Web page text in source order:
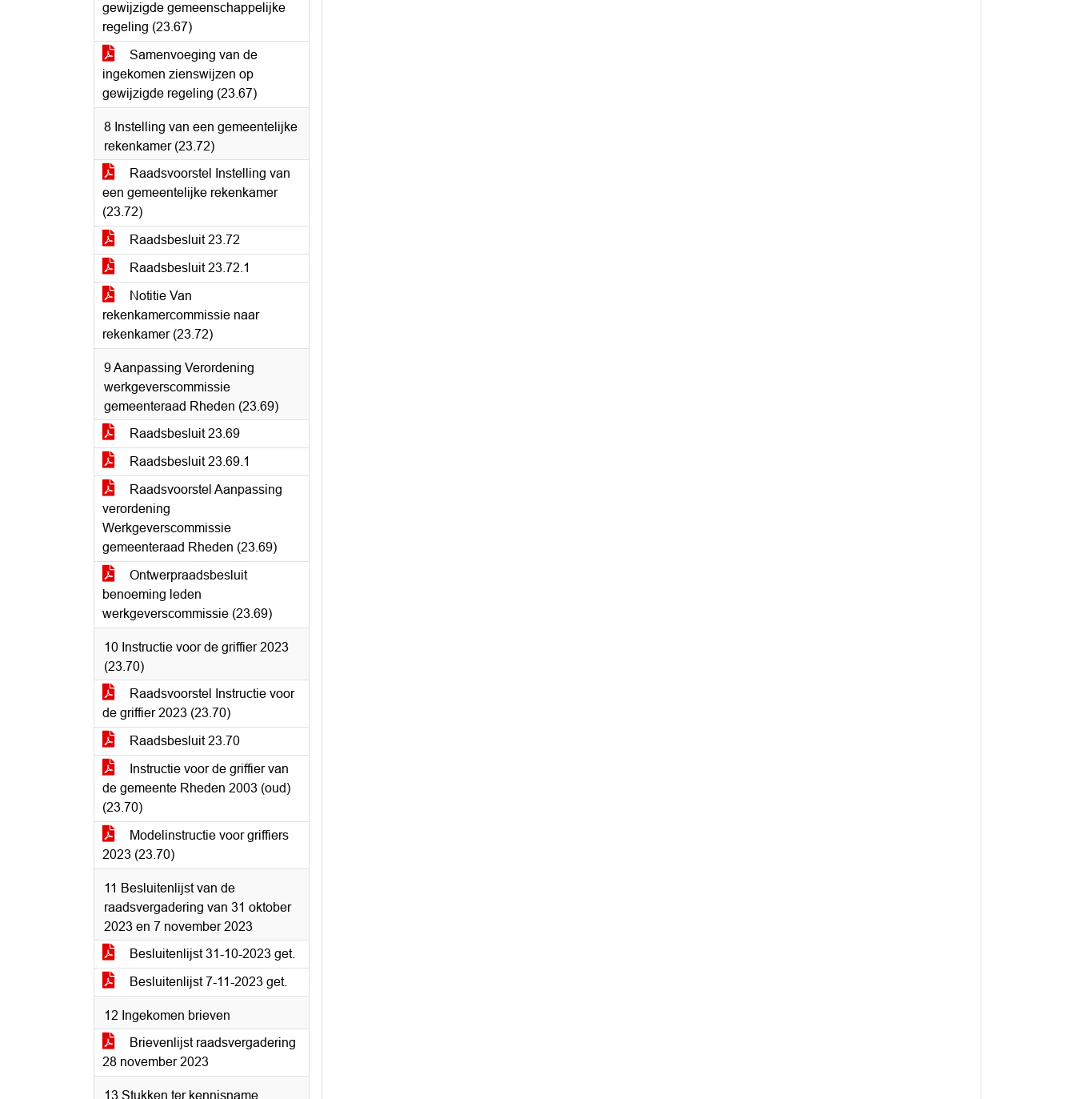
gewijzigde gemeenschappelijke
regeling (23.67)
Samenvoeging van de
ingekomen zienswijzen op
gewijzigde regeling (23.67)
8 Instelling van een gemeentelijke
rekenkamer (23.72)
Raadsvoorstel Instelling van
een gemeentelijke rekenkamer
(23.72)
Raadsbesluit 23.72
Raadsbesluit 23.72.1
Notitie Van
rekenkamercommissie naar
rekenkamer (23.72)
9 Aanpassing Verordening
werkgeverscommissie
gemeenteraad Rheden (23.69)
Raadsbesluit 23.69
Raadsbesluit 23.69.1
Raadsvoorstel Aanpassing
verordening
Werkgeverscommissie
gemeenteraad Rheden (23.69)
Ontwerpraadsbesluit
benoeming leden
werkgeverscommissie (23.69)
10 Instructie voor de griffier 2023
(23.70)
Raadsvoorstel Instructie voor
de griffier 2023 (23.70)
Raadsbesluit 23.70
Instructie voor de griffier van
de gemeente Rheden 2003 (oud)
(23.70)
Modelinstructie voor griffiers
2023 (23.70)
11 Besluitenlijst van de
raadsvergadering van 31 oktober
2023 en 7 november 2023
Besluitenlijst 31-10-2023 get.
Besluitenlijst 7-11-2023 get.
12 Ingekomen brieven
Brievenlijst raadsvergadering
28 november 2023
13 Stukken ter kennisname